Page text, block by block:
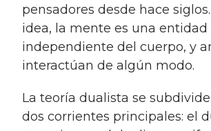
pensadores desde hace
idea, la mente es una
independiente del cuerpo, y
interactúan de algún modo.
La teoría dualista se subdivide a su vez en
dos corrientes principales: el